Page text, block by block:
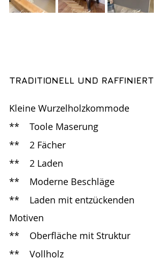
TRADITIONELL UND RAFFINIERT
Kleine Wurzelholzkommode
**	Toole Maserung
**	2 Fächer
**	2 Laden
**	Moderne Beschläge
**	Laden mit entzückenden
Motiven
**	Oberfläche mit Struktur
**	Vollholz